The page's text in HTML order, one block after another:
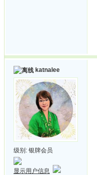
katnalee
级别: 银牌会员
显示用户信息